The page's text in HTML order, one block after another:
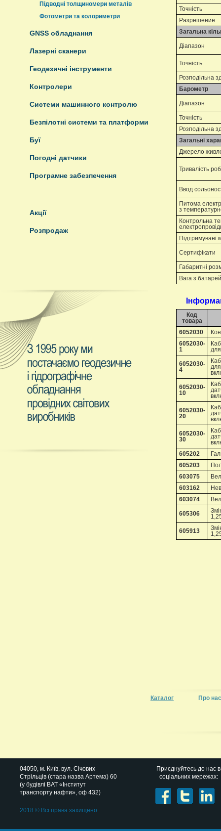
Підводні толщиномери металів
Фотометри та колориметри
GNSS обладнання
Лазерні сканери
Геодезичні інструменти
Контролери
Системи машинного контролю
Безпілотні системи та платформи
Буї
Погодні датчики
Програмне забезпечення
Акції
Розпродаж
Точність
Разрешение
Загальна
Діапазон
Точність
Розподільна
Барометр
Діапазон
Точність
Розподільна
Загальні
Джерело
Тривалість
Ввод
Питома
з
Контрольна
Підтримувані
Сертифікати
Габаритні
Вага з
Код
товара
6052030
6052030-
1
6052030-
4
6052030-
10
6052030-
20
6052030-
30
605202
605203
603075
603162
603074
605306
605913
Каталог Про нас
04050, м. Київ, вул. Січових
Стрільців (стара назва Артема) 60
(у будівлі ВАТ «Інститут
транспорту нафти», оф 432)
2018 © Всі права захищено
Приєднуйтесь до нас в
соціальних мережах: